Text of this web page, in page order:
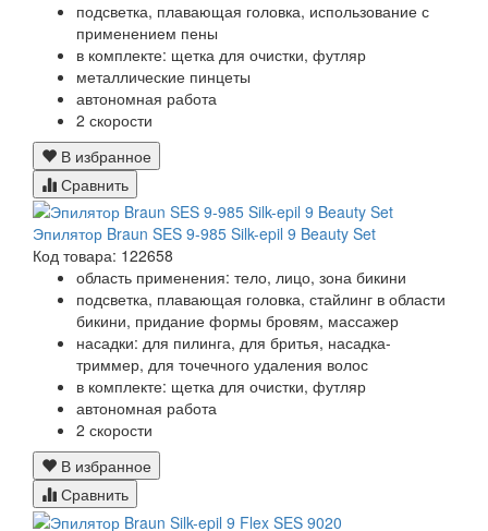
подсветка, плавающая головка, использование с
применением пены
в комплекте: щетка для очистки, футляр
металлические пинцеты
автономная работа
2 скорости
В избранное
Сравнить
Эпилятор Braun SES 9-985 Silk-epil 9 Beauty Set
Код товара: 122658
область применения: тело, лицо, зона бикини
подсветка, плавающая головка, стайлинг в области
бикини, придание формы бровям, массажер
насадки: для пилинга, для бритья, насадка-
триммер, для точечного удаления волос
в комплекте: щетка для очистки, футляр
автономная работа
2 скорости
В избранное
Сравнить